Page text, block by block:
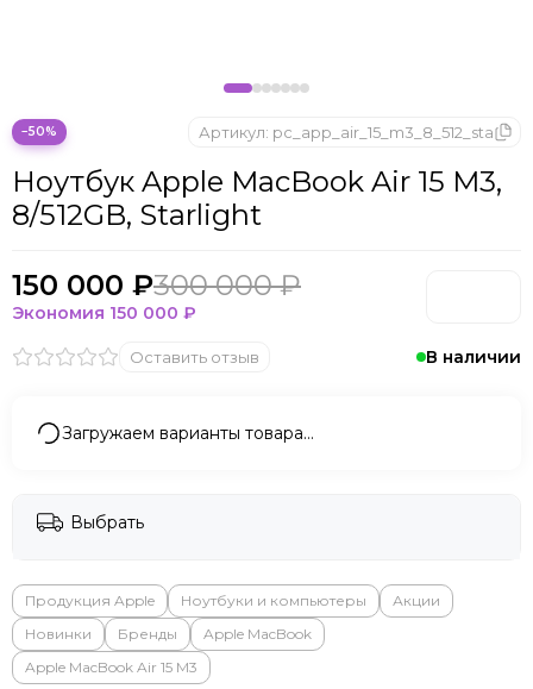
−50%
В наличии
Ноутбук Apple MacBook Air 15 M3,
8/512GB, Starlight
Артикул: pc_app_air_15_m3_8_512_sta
Оставить отзыв
150 000 ₽300 000 ₽
Экономия 150 000 ₽
Загружаем варианты товара…
Выбрать
Продукция Apple Ноутбуки и компьютеры
Акции
Новинки
Бренды
Apple MacBook
Apple MacBook Air 15 M3